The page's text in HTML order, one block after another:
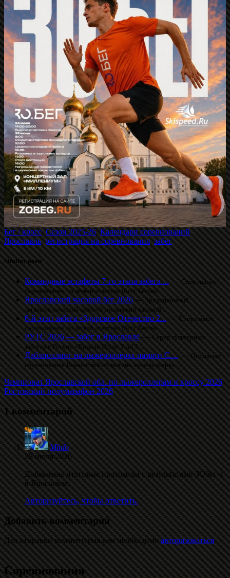
Бег / кросс,Сезон 2025-26,Календари соревнований
Ярославль,регистрация на соревнования,забег
Similar posts
Командные эстафеты 7-го этапа забега ...—Спортивное
соревнование по легкой атлетике (бег). Бегова...
Ярославский часовой бег 2026—Традиционный
легкоатлетический забег«Ярославский часовой...
6-й этап забега «Здоровое Отечество 2...—Спортивное
соревнование по легкой атлетике (бег). Бегова...
РУТС 2026 — забег в Ярославле—Серия культурных
забегов в России «Russian Urban Trail S...
Даблполлинг на лыжероллерах памяти С....—Открытые
соревнования Ивановской областина лыжероллерах....
Чемпионат Ярославской обл. по лыжероллерам и кроссу 2026
Ростовский полумарафон 2026
1 комментарий
Minfo
28 июля 2026
Добавлены итоговые протоколы с результатами ЗОбег-а
в Ярославле.
Авторизуйтесь, чтобы ответить.
Добавить комментарий
Для отправки комментария вам необходимоавторизоваться.
Соревнования